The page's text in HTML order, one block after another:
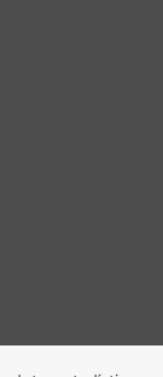
Omega Of.